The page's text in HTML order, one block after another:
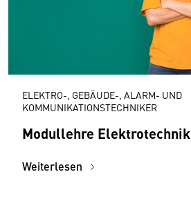
ELEKTRO-, GEBÄUDE-, ALARM- UND
KOMMUNIKATIONSTECHNIKER
Modullehre Elektrotechnik
Weiterlesen